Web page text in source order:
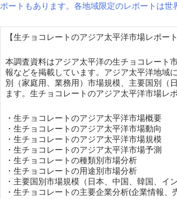
ポートもあります。各地域限定のレポートは世
【生チョコレートのアジア太平洋市場レポー
本調査資料はアジア太平洋の生チョコレート
報などを掲載しています。アジア太平洋地域
別（家庭用、業務用）市場規模、主要国別（
ます。生チョコレートのアジア太平洋市場レ
・生チョコレートのアジア太平洋市場概要
・生チョコレートのアジア太平洋市場動向
・生チョコレートのアジア太平洋市場規模
・生チョコレートのアジア太平洋市場予測
・生チョコレートの種類別市場分析
・生チョコレートの用途別市場分析
・主要国別市場規模（日本、中国、韓国、イ
・生チョコレートの主要企業分析(企業情報、